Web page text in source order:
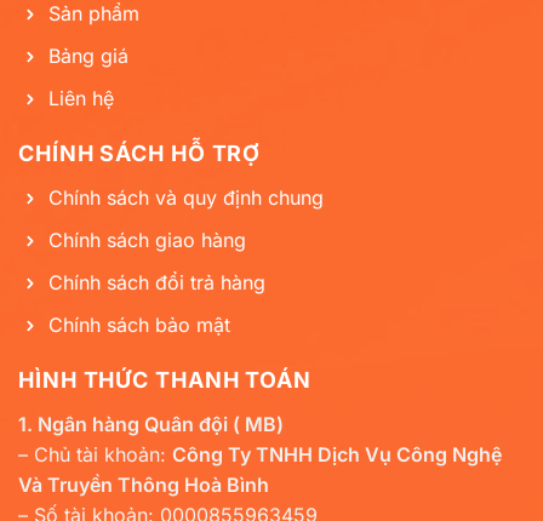
Sản phẩm
Bảng giá
Liên hệ
CHÍNH SÁCH HỖ TRỢ
Chính sách và quy định chung
Chính sách giao hàng
Chính sách đổi trả hàng
Chính sách bảo mật
HÌNH THỨC THANH TOÁN
1. Ngân hàng Quân đội ( MB)
– Chủ tài khoản: Công Ty TNHH Dịch Vụ Công Nghệ
Và Truyền Thông Hoà Bình
– Số tài khoản: 0000855963459